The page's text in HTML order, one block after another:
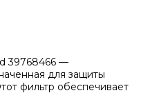
39768466 —
для защиты
фильтр обеспечивает